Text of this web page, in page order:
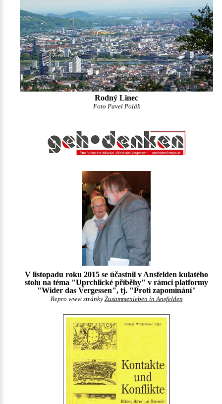
Rodný Linec
Foto Pavel Polák
V listopadu roku 2015 se účastnil v Ansfelden kulatého
stolu na téma "Uprchlické příběhy" v rámci platformy
"Wider das Vergessen", tj. "Proti zapomínání"
Repro www stránky Zusammenleben in Ansfelden